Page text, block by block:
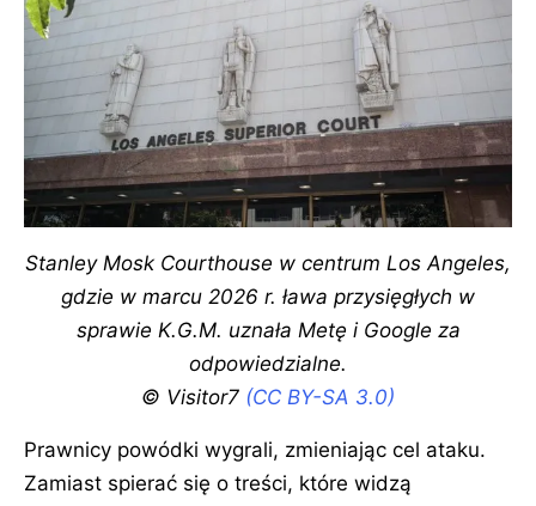
Stanley Mosk Courthouse w centrum Los Angeles,
gdzie w marcu 2026 r. ława przysięgłych w
sprawie K.G.M. uznała Metę i Google za
odpowiedzialne.
© Visitor7 (CC BY-SA 3.0)
Prawnicy powódki wygrali, zmieniając cel ataku.
Zamiast spierać się o treści, które widzą